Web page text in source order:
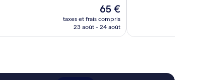
Le
nouveau
prix
65 €
taxes et frais compris
23 août - 24 août